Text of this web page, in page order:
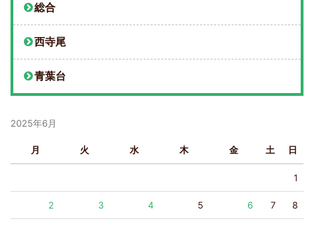
総合
西寺尾
青葉台
2025年6月
月 火 水 木 金 土 日
1
2 3 4 5 6 7 8